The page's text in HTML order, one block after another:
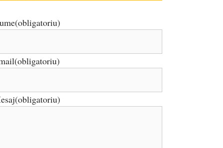
(obligatoriu)
(obligatoriu)
(obligatoriu)